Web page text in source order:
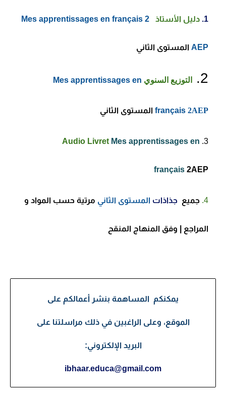
دليل الأستاذ Mes apprentissages en français 2
AEP المستوى الثاني
التوزيع السنوي Mes apprentissages en
français 2AEP المستوى الثاني
Audio Livret Mes apprentissages en
français 2AEP
جميع جذاذات المستوى الثاني مرتية حسب المواد و
المراجع | وفق المنهاج المنقح
يمكنكم المساهمة بنشر أعمالكم على
الموقع، وعلى الراغبين في ذلك مراسلتنا على
البريد الإلكتروني:
ibhaar.educa@gmail.com